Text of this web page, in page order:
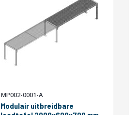
MP002-0001-A
Modulair uitbreidbare